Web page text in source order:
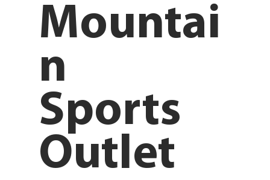
Mountai
n
Sports
Outlet